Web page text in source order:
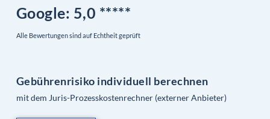
Google: 5,0 *****
Alle Bewertungen sind auf Echtheit geprüft
Gebührenrisiko individuell berechnen
mit dem Juris-Prozesskostenrechner (externer Anbieter)